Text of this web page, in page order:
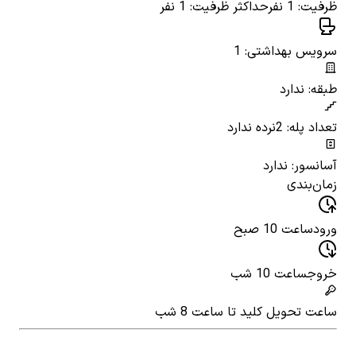
ظرفیت: 1 نفر حداکثر ظرفیت: 1 نفر
سرویس بهداشتی: 1
طبقه: ندارد
تعداد پله: 2
نرده ندارد
آسانسور: ندارد
زمان‌بندی
ورودساعت 10 صبح
خروجساعت 10 شب
ساعت تحویل کلید تا ساعت 8 شب